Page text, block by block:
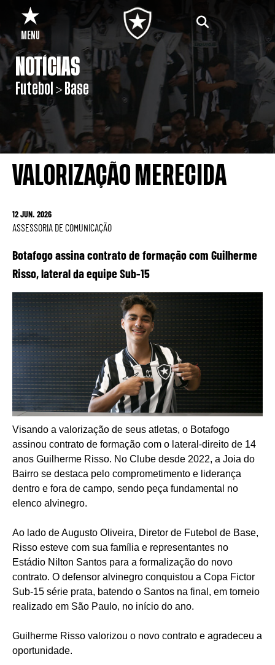
MENU
NOTÍCIAS
Futebol > Base
VALORIZAÇÃO MERECIDA
12 JUN. 2026
ASSESSORIA DE COMUNICAÇÃO
Botafogo assina contrato de formação com Guilherme
Risso, lateral da equipe Sub-15
Visando a valorização de seus atletas, o Botafogo
assinou contrato de formação com o lateral-direito de 14
anos Guilherme Risso. No Clube desde 2022, a Joia do
Bairro se destaca pelo comprometimento e liderança
dentro e fora de campo, sendo peça fundamental no
elenco alvinegro.
Ao lado de Augusto Oliveira, Diretor de Futebol de Base,
Risso esteve com sua família e representantes no
Estádio Nilton Santos para a formalização do novo
contrato. O defensor alvinegro conquistou a Copa Fictor
Sub-15 série prata, batendo o Santos na final, em torneio
realizado em São Paulo, no início do ano.
Guilherme Risso valorizou o novo contrato e agradeceu a
oportunidade.